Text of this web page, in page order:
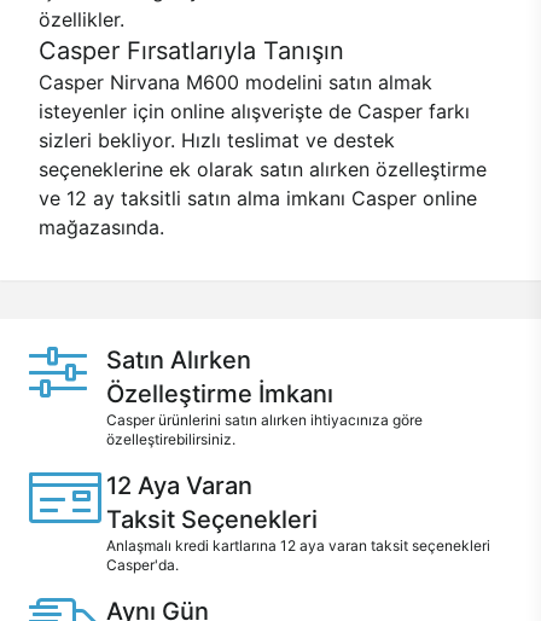
özellikler.
Casper Fırsatlarıyla Tanışın
Casper Nirvana M600 modelini satın almak
isteyenler için online alışverişte de Casper farkı
sizleri bekliyor. Hızlı teslimat ve destek
seçeneklerine ek olarak satın alırken özelleştirme
ve 12 ay taksitli satın alma imkanı Casper online
mağazasında.
Satın Alırken
Özelleştirme İmkanı
Casper ürünlerini satın alırken ihtiyacınıza göre
özelleştirebilirsiniz.
12 Aya Varan
Taksit Seçenekleri
Anlaşmalı kredi kartlarına 12 aya varan taksit seçenekleri
Casper'da.
Aynı Gün